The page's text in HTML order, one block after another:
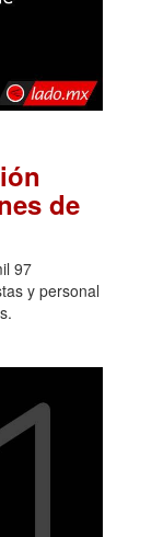
de
97
y personal